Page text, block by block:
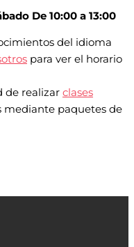
De 10:00 a 13:00
del idioma
para ver el horario
de realizar clases
mediante paquetes de